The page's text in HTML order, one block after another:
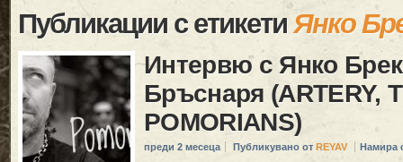
Публикации с етикетиЯнко
Интервю с Янко
Бръснаря (ARTERY,
POMORIANS)
преди 2 месеца Публикувано от REYAV Намира